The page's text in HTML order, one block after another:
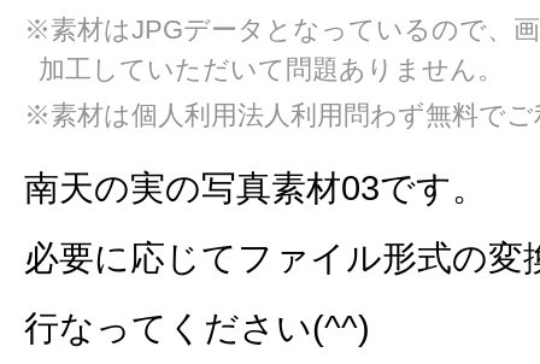
※素材はJPGデータとなっているので、
加工していただいて問題ありません。
※素材は個人利用法人利用問わず無料で
南天の実の写真素材03です。
必要に応じてファイル形式の変
行なってください(^^)